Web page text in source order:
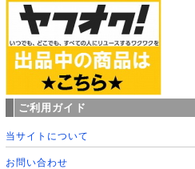
ご利用ガイド
当サイトについて
お問い合わせ